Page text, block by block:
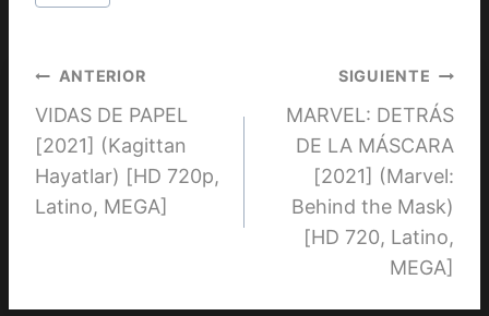
Navegación
de
entradas
ANTERIOR
VIDAS DE PAPEL
[2021] (Kagittan
Hayatlar) [HD 720p,
Latino, MEGA]
SIGUIENTE
MARVEL: DETRÁS
DE LA MÁSCARA
[2021] (Marvel:
Behind the Mask)
[HD 720, Latino,
MEGA]